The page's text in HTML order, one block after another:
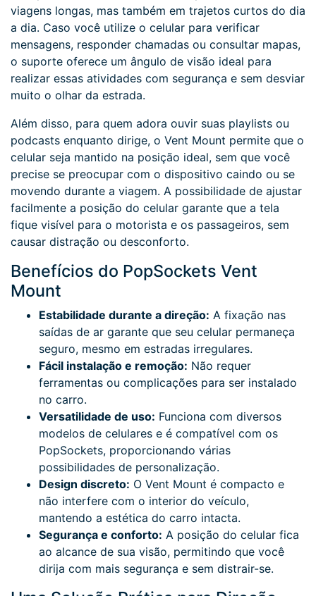
viagens longas, mas também em trajetos curtos do dia
a dia. Caso você utilize o celular para verificar
mensagens, responder chamadas ou consultar mapas,
o suporte oferece um ângulo de visão ideal para
realizar essas atividades com segurança e sem desviar
muito o olhar da estrada.
Além disso, para quem adora ouvir suas playlists ou
podcasts enquanto dirige, o Vent Mount permite que o
celular seja mantido na posição ideal, sem que você
precise se preocupar com o dispositivo caindo ou se
movendo durante a viagem. A possibilidade de ajustar
facilmente a posição do celular garante que a tela
fique visível para o motorista e os passageiros, sem
causar distração ou desconforto.
Benefícios do PopSockets Vent
Mount
Estabilidade durante a direção: A fixação nas
saídas de ar garante que seu celular permaneça
seguro, mesmo em estradas irregulares.
Fácil instalação e remoção: Não requer
ferramentas ou complicações para ser instalado
no carro.
Versatilidade de uso: Funciona com diversos
modelos de celulares e é compatível com os
PopSockets, proporcionando várias
possibilidades de personalização.
Design discreto: O Vent Mount é compacto e
não interfere com o interior do veículo,
mantendo a estética do carro intacta.
Segurança e conforto: A posição do celular fica
ao alcance de sua visão, permitindo que você
dirija com mais segurança e sem distrair-se.